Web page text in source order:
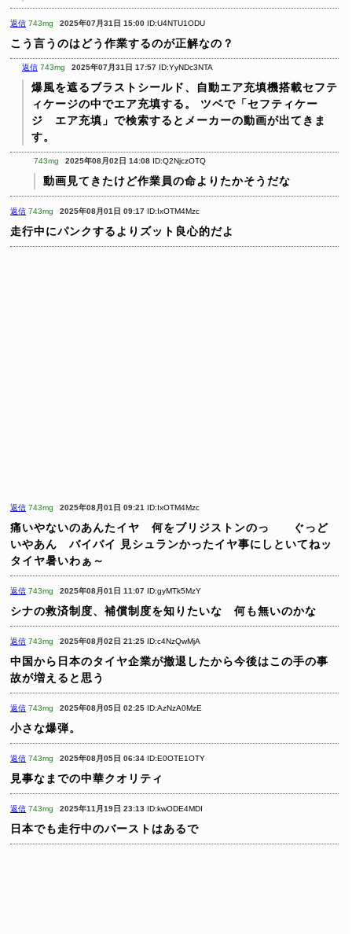
返信 743mg 2025年07月31日 15:00 ID:U4NTU1ODU
こう言うのはどう作業するのが正解なの？
返信 743mg 2025年07月31日 17:57 ID:YyNDc3NTA
爆風を遮るブラストシールド、自動エア充填機搭載セフテ
ィケージの中でエア充填する。
ツベで「セフティケー
ジ エア充填」で検索するとメーカーの動画が出てきま
す。
743mg 2025年08月02日 14:08 ID:Q2NjczOTQ
動画見てきたけど作業員の命よりたかそうだな
返信 743mg 2025年08月01日 09:17 ID:IxOTM4Mzc
走行中にパンクするよりズット良心的だよ
返信 743mg 2025年08月01日 09:21 ID:IxOTM4Mzc
痛いやないのあんたイヤ 何をブリジストンのっ ぐっど
いやあん バイバイ
見シュランかったイヤ事にしといてねッ
タイヤ暑いわぁ～
返信 743mg 2025年08月01日 11:07 ID:gyMTk5MzY
シナの救済制度、補償制度を知りたいな 何も無いのかな
返信 743mg 2025年08月02日 21:25 ID:c4NzQwMjA
中国から日本のタイヤ企業が撤退したから今後はこの手の事
故が増えると思う
返信 743mg 2025年08月05日 02:25 ID:AzNzA0MzE
小さな爆弾。
返信 743mg 2025年08月05日 06:34 ID:E0OTE1OTY
見事なまでの中華クオリティ
返信 743mg 2025年11月19日 23:13 ID:kwODE4MDI
日本でも走行中のバーストはあるで